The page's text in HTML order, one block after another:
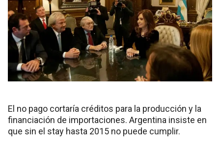
El no pago cortaría créditos para la producción y la
financiación de importaciones. Argentina insiste en
que sin el stay hasta 2015 no puede cumplir.